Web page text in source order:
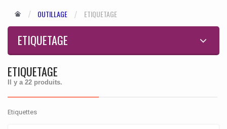
OUTILLAGE ETIQUETAGE
ETIQUETAGE
ETIQUETAGE
Il y a 22 produits.
Etiquettes